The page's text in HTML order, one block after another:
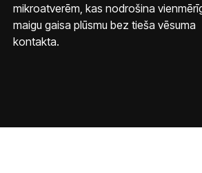
mikroatverēm, kas nodrošina
maigu gaisa plūsmu bez tieša vēsuma
kontakta.